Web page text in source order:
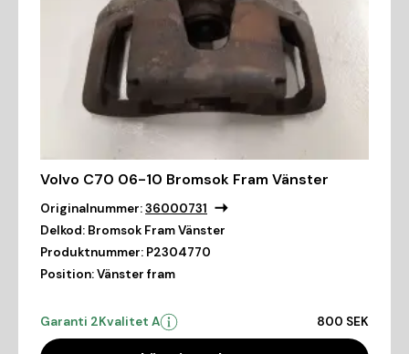
Volvo C70 06-10 Bromsok Fram Vänster
Originalnummer:36000731
Delkod: Bromsok Fram Vänster
Produktnummer: P2304770
Position:Vänster fram
Garanti 2Kvalitet A 800 SEK